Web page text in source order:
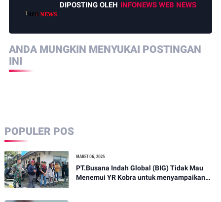
DIPOSTING OLEH INFONEWS WEB NEWS
ANDA MUNGKIN MENYUKAI POSTINGAN
INI
POPULER POS
MARET 06, 2025
PT.Busana Indah Global (BIG) Tidak Mau
Menemui YR Kobra untuk menyampaikan